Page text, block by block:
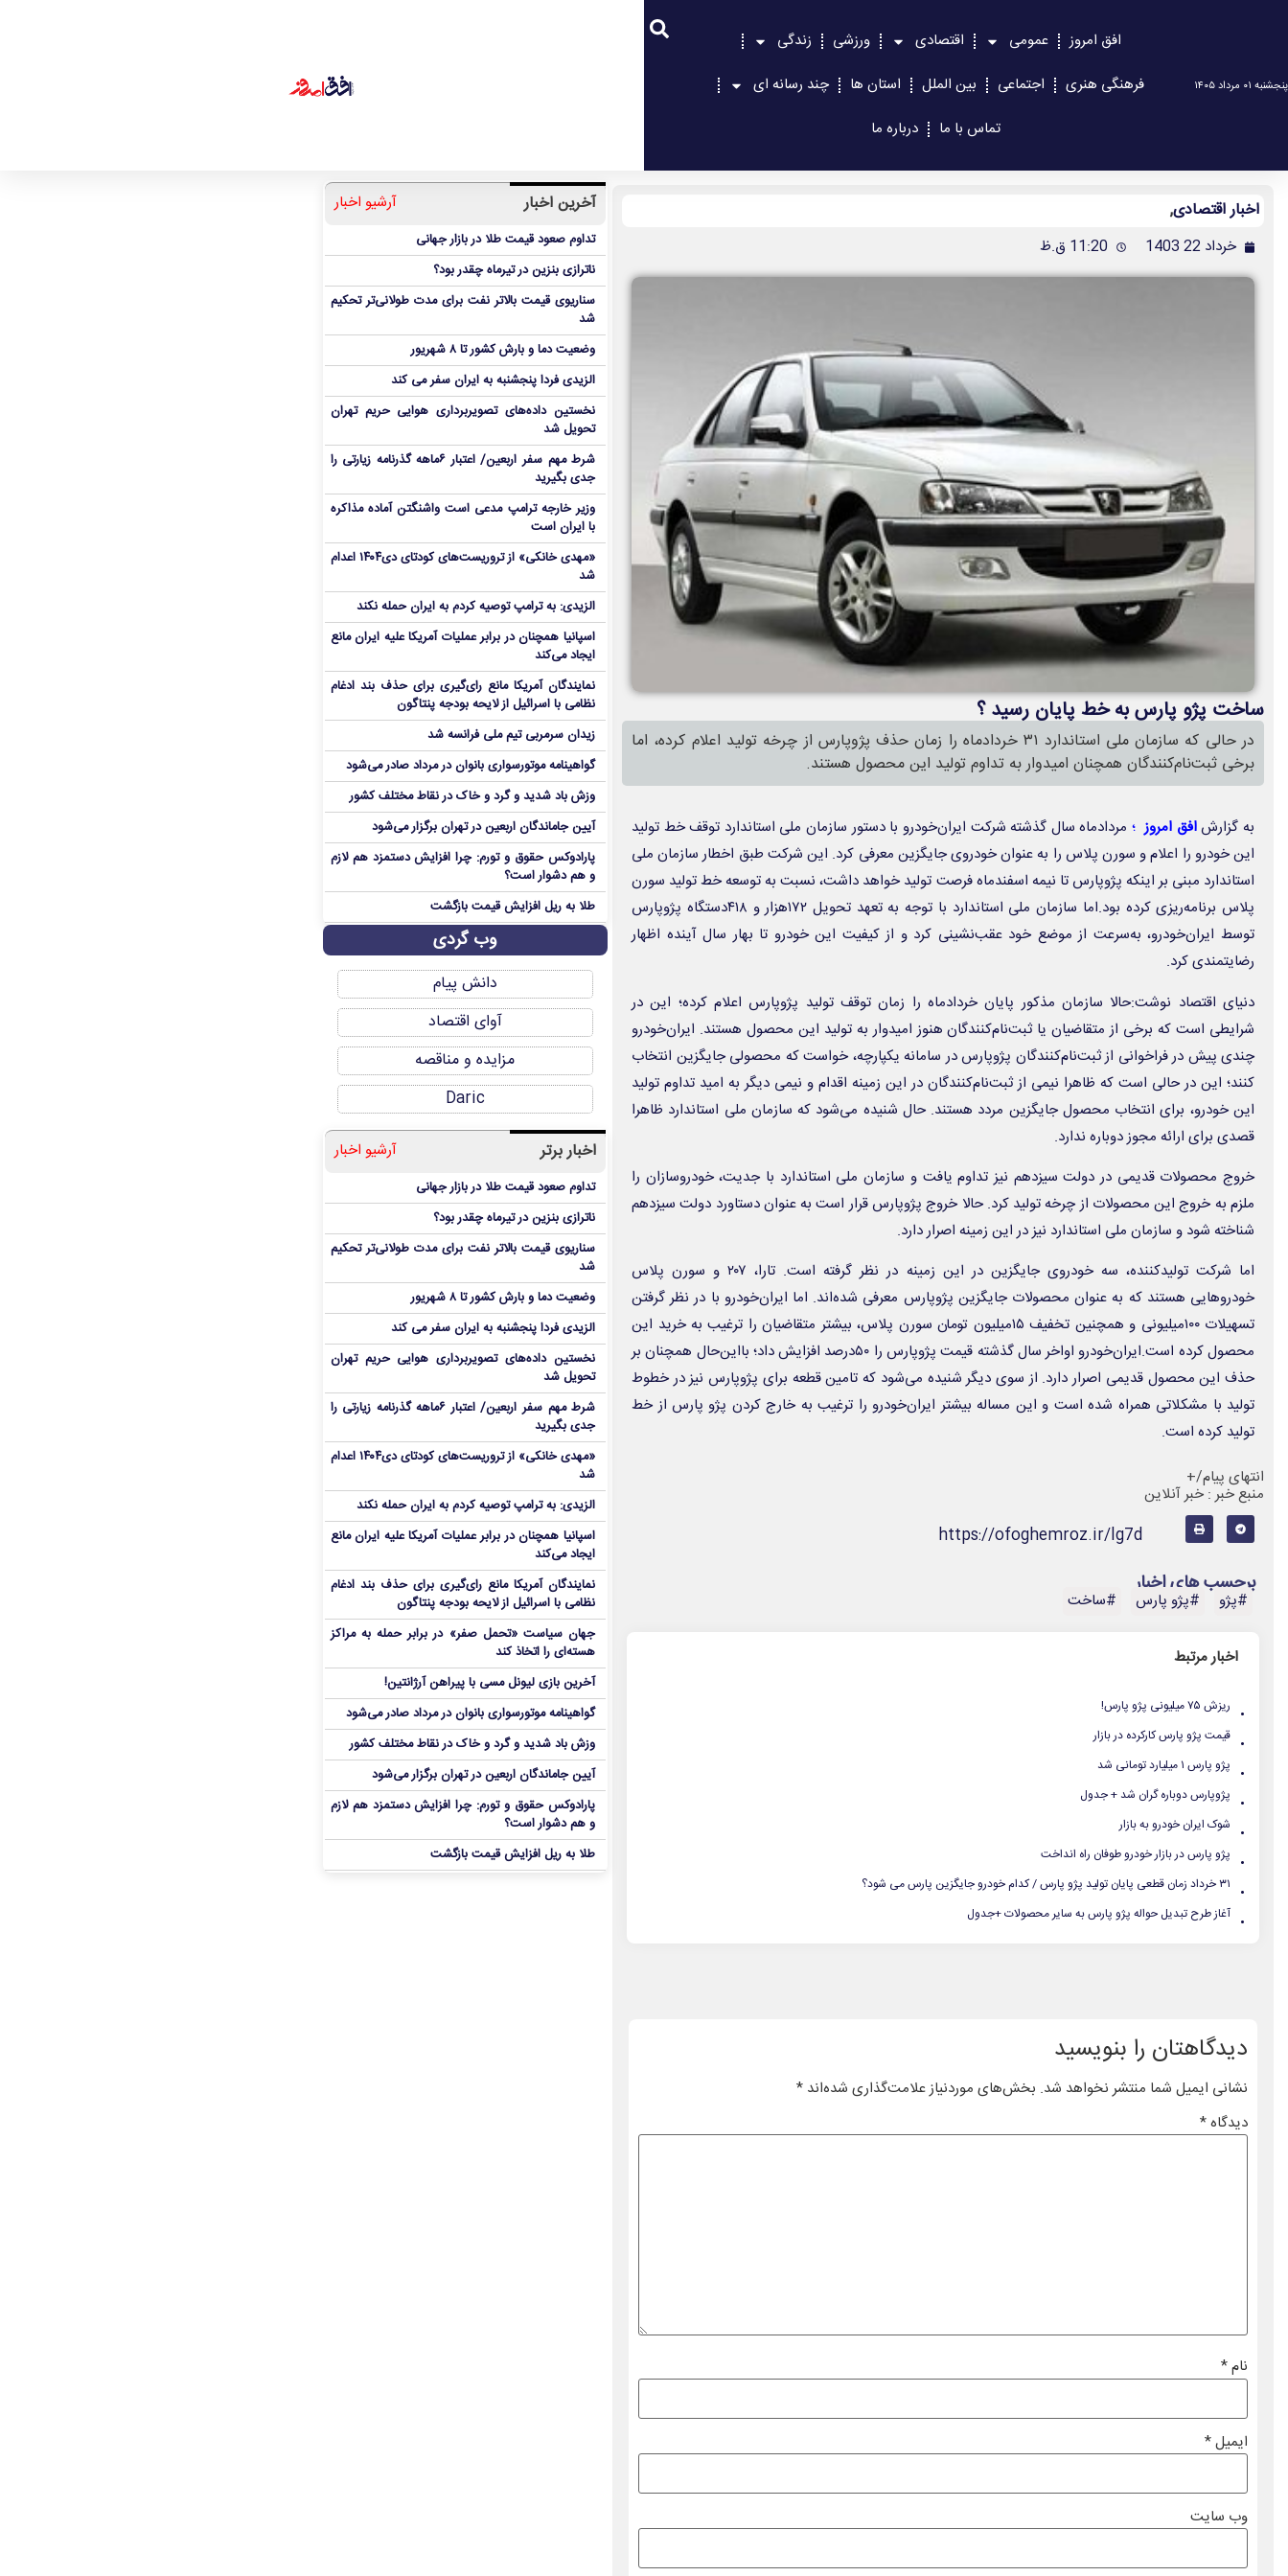
پنجشنبه ۰۱ مرداد ۱۴۰۵
افق امروز عمومی اقتصادی ورزشی
زندگی
فرهنگی هنری
اجتماعی بین الملل استان ها
چند رسانه ای
تماس با ما
درباره ما
اخبار اقتصادی,
خرداد 22 1403 11:20 ق.ظ
ساخت پژو پارس به خط پایان رسید ؟
در حالی که سازمان ملی استاندارد ۳۱ خردادماه را زمان حذف پژوپارس از چرخه تولید اعلام کرده، اما
برخی ثبت‌نام‌کنندگان همچنان امیدوار به تداوم تولید این محصول هستند.
به گزارش افق امروز؛ مردادماه سال گذشته شرکت ایران‌خودرو با دستور سازمان ملی استاندارد توقف خط تولید
این خودرو را اعلام و سورن پلاس را به عنوان خودروی جایگزین معرفی کرد. این شرکت طبق اخطار سازمان ملی
استاندارد مبنی بر اینکه پژوپارس تا نیمه اسفندماه فرصت تولید خواهد داشت، نسبت به توسعه خط تولید سورن
پلاس برنامه‌ریزی کرده بود.اما سازمان ملی استاندارد با توجه به تعهد تحویل ۱۷۲هزار و ۴۱۸دستگاه پژوپارس
توسط ایران‌خودرو، به‌سرعت از موضع خود عقب‌نشینی کرد و از کیفیت این خودرو تا بهار سال آینده اظهار
رضایتمندی کرد.
دنیای اقتصاد نوشت:حالا سازمان مذکور پایان خردادماه را زمان توقف تولید پژوپارس اعلام کرده؛ این در
شرایطی است که برخی از متقاضیان یا ثبت‌نام‌کنندگان هنوز امیدوار به تولید این محصول هستند. ایران‌خودرو
چندی پیش در فراخوانی از ثبت‌نام‌کنندگان پژوپارس در سامانه یکپارچه، خواست که محصولی جایگزین انتخاب
کنند؛ این در حالی است که ظاهرا نیمی از ثبت‌نام‌کنندگان در این زمینه اقدام و نیمی دیگر به امید تداوم تولید
این خودرو، برای انتخاب محصول جایگزین مردد هستند. حال شنیده می‌شود که سازمان ملی استاندارد ظاهرا
قصدی برای ارائه مجوز دوباره ندارد.
خروج محصولات قدیمی در دولت سیزدهم نیز تداوم یافت و سازمان ملی استاندارد با جدیت، خودروسازان را
ملزم به خروج این محصولات از چرخه تولید کرد. حالا خروج پژوپارس قرار است به عنوان دستاورد دولت سیزدهم
شناخته شود و سازمان ملی استاندارد نیز در این زمینه اصرار دارد.
اما شرکت تولیدکننده، سه خودروی جایگزین در این زمینه در نظر گرفته است. تارا، ۲۰۷ و سورن پلاس
خودروهایی هستند که به عنوان محصولات جایگزین پژوپارس معرفی شده‌اند. اما ایران‌خودرو با در نظر گرفتن
تسهیلات ۱۰۰میلیونی و همچنین تخفیف ۱۵میلیون تومان سورن پلاس، بیشتر متقاضیان را ترغیب به خرید این
محصول کرده است.ایران‌خودرو اواخر سال گذشته قیمت پژوپارس را ۵۰درصد افزایش داد؛ بااین‌حال همچنان بر
حذف این محصول قدیمی اصرار دارد. از سوی دیگر شنیده می‌شود که تامین قطعه برای پژوپارس نیز در خطوط
تولید با مشکلاتی همراه شده است و این مساله بیشتر ایران‌خودرو را ترغیب به خارج کردن پژو پارس از خط
تولید کرده است.
انتهای پیام/+
منبع خبر : خبر آنلاین
https://ofoghemroz.ir/lg7d
برچسب های اخبار
#پژو #پژو پارس #ساخت
اخبار مرتبط
. ریزش ۷۵ میلیونی پژو پارس!
. قیمت پژو پارس کارکرده در بازار
. پژو پارس ۱ میلیارد تومانی شد
. پژوپارس دوباره گران شد + جدول
. شوک ایران خودرو به بازار
. پژو پارس در بازار خودرو طوفان راه انداخت
. ۳۱ خرداد زمان قطعی پایان تولید پژو پارس / کدام خودرو جایگزین پارس می شود؟
. آغاز طرح تبدیل حواله پژو پارس به سایر محصولات +جدول
دیدگاهتان را بنویسید
نشانی ایمیل شما منتشر نخواهد شد. بخش‌های موردنیاز علامت‌گذاری شده‌اند*
دیدگاه*
نام*
ایمیل*
وب‌ سایت
آخرین اخبار آرشیو اخبار
تداوم صعود قیمت طلا در بازار جهانی
ناترازی بنزین در تیرماه چقدر بود؟
سناریوی قیمت بالاتر نفت برای مدت طولانی‌تر تحکیم
شد
وضعیت دما و بارش کشور تا ۸ شهریور
الزیدی فردا پنجشنبه به ایران سفر می کند
نخستین داده‌های تصویربرداری هوایی حریم تهران
تحویل شد
شرط مهم سفر اربعین/ اعتبار ۶ماهه گذرنامه زیارتی را
جدی بگیرید
وزیر خارجه ترامپ مدعی است واشنگتن آماده مذاکره
با ایران است
«مهدی خانکی» از تروریست‌های کودتای دی۱۴۰۴ اعدام
شد
الزیدی: به ترامپ توصیه کردم به ایران حمله نکند
اسپانیا همچنان در برابر عملیات آمریکا علیه ایران مانع
ایجاد می‌کند
نمایندگان آمریکا مانع رای‌گیری برای حذف بند ادغام
نظامی با اسرائیل از لایحه بودجه پنتاگون
زیدان سرمربی تیم ملی فرانسه شد
گواهینامه موتورسواری بانوان در مرداد صادر می‌شود
وزش باد شدید و گرد و خاک در نقاط مختلف کشور
آیین جاماندگان اربعین در تهران برگزار می‌شود
پارادوکس حقوق و تورم: چرا افزایش دستمزد هم لازم
و هم دشوار است؟
طلا به ریل افزایش قیمت بازگشت
وب گردی
دانش پیام
آوای اقتصاد
مزایده و مناقصه
Daric
اخبار برتر آرشیو اخبار
تداوم صعود قیمت طلا در بازار جهانی
ناترازی بنزین در تیرماه چقدر بود؟
سناریوی قیمت بالاتر نفت برای مدت طولانی‌تر تحکیم
شد
وضعیت دما و بارش کشور تا ۸ شهریور
الزیدی فردا پنجشنبه به ایران سفر می کند
نخستین داده‌های تصویربرداری هوایی حریم تهران
تحویل شد
شرط مهم سفر اربعین/ اعتبار ۶ماهه گذرنامه زیارتی را
جدی بگیرید
«مهدی خانکی» از تروریست‌های کودتای دی۱۴۰۴ اعدام
شد
الزیدی: به ترامپ توصیه کردم به ایران حمله نکند
اسپانیا همچنان در برابر عملیات آمریکا علیه ایران مانع
ایجاد می‌کند
نمایندگان آمریکا مانع رای‌گیری برای حذف بند ادغام
نظامی با اسرائیل از لایحه بودجه پنتاگون
جهان سیاست «تحمل صفر» در برابر حمله به مراکز
هسته‌ای را اتخاذ کند
آخرین بازی لیونل مسی با پیراهن آرژانتین!
گواهینامه موتورسواری بانوان در مرداد صادر می‌شود
وزش باد شدید و گرد و خاک در نقاط مختلف کشور
آیین جاماندگان اربعین در تهران برگزار می‌شود
پارادوکس حقوق و تورم: چرا افزایش دستمزد هم لازم
و هم دشوار است؟
طلا به ریل افزایش قیمت بازگشت